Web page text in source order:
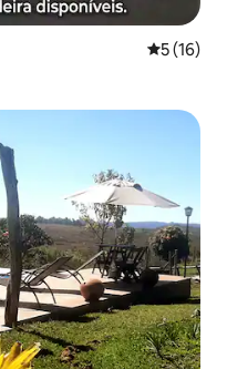
平均评分
5 (16)